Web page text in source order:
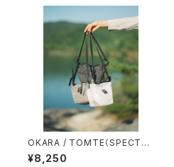
OKARA / TOMTE（SPECTR
A）
¥8,250